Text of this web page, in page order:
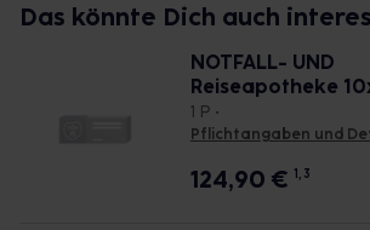
Das könnte Dich auch
NOTFALL- UND
Reiseapotheke
1 P •
Pflichtangaben und
124,90 € 1, 3